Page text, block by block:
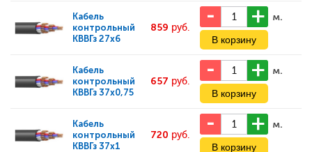
Кабель
контрольный
КВВГз 27х6
859 руб.
м.
Кабель
контрольный
КВВГз 37х0,75
657 руб.
м.
Кабель
контрольный
КВВГз 37х1
720 руб.
м.